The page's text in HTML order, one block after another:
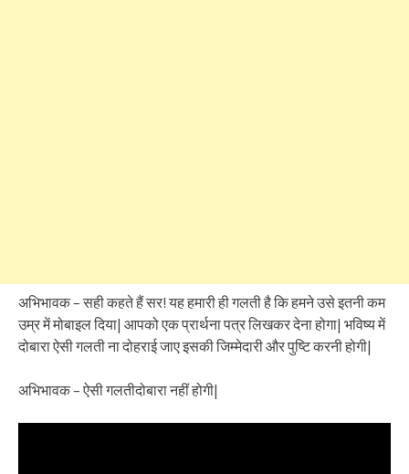
अभिभावक – सही कहते हैं सर! यह हमारी ही गलती है कि हमने उसे इतनी कम
उम्र में मोबाइल दिया| आपको एक प्रार्थना पत्र लिखकर देना होगा| भविष्य में
दोबारा ऐसी गलती ना दोहराई जाए इसकी जिम्मेदारी और पुष्टि करनी होगी|
अभिभावक – ऐसी गलतीदोबारा नहीं होगी|